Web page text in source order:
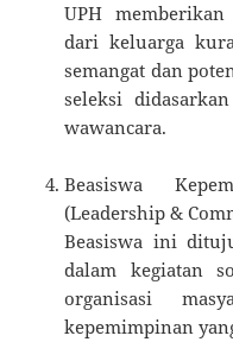
UPH
dari keluarga
semangat dan
seleksi
wawancara.
Beasiswa
(Leadership &
Beasiswa ini
dalam kegiatan
organisasi
kepemimpinan